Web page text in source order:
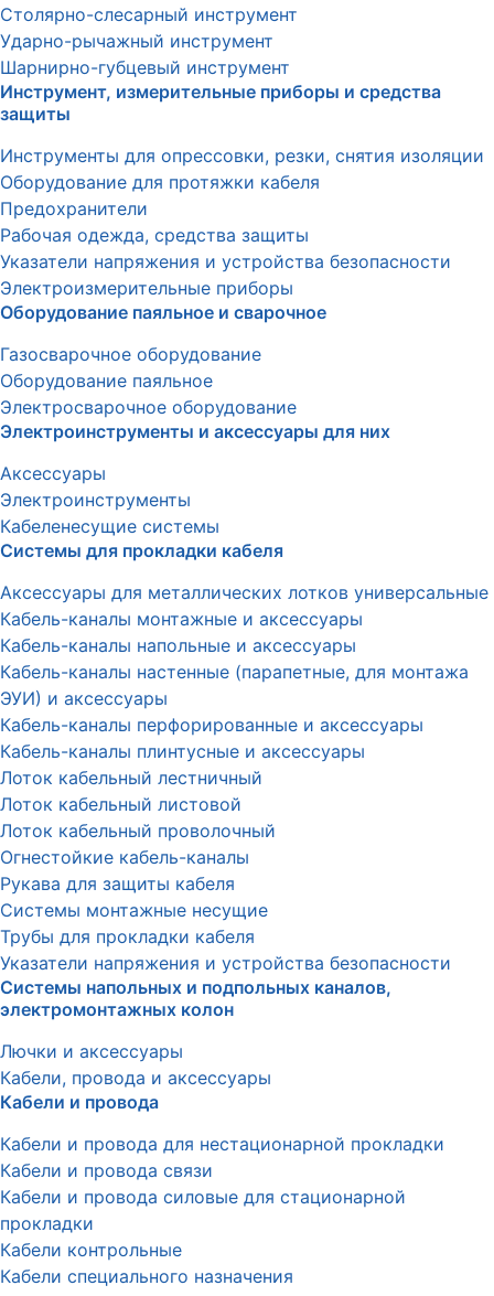
Столярно-слесарный инструмент
Ударно-рычажный инструмент
Шарнирно-губцевый инструмент
Инструмент, измерительные приборы и средства
защиты
Инструменты для опрессовки, резки, снятия изоляции
Оборудование для протяжки кабеля
Предохранители
Рабочая одежда, средства защиты
Указатели напряжения и устройства безопасности
Электроизмерительные приборы
Оборудование паяльное и сварочное
Газосварочное оборудование
Оборудование паяльное
Электросварочное оборудование
Электроинструменты и аксессуары для них
Аксессуары
Электроинструменты
Кабеленесущие системы
Системы для прокладки кабеля
Аксессуары для металлических лотков универсальные
Кабель-каналы монтажные и аксессуары
Кабель-каналы напольные и аксессуары
Кабель-каналы настенные (парапетные, для монтажа
ЭУИ) и аксессуары
Кабель-каналы перфорированные и аксессуары
Кабель-каналы плинтусные и аксессуары
Лоток кабельный лестничный
Лоток кабельный листовой
Лоток кабельный проволочный
Огнестойкие кабель-каналы
Рукава для защиты кабеля
Системы монтажные несущие
Трубы для прокладки кабеля
Указатели напряжения и устройства безопасности
Системы напольных и подпольных каналов,
электромонтажных колон
Лючки и аксессуары
Кабели, провода и аксессуары
Кабели и провода
Кабели и провода для нестационарной прокладки
Кабели и провода связи
Кабели и провода силовые для стационарной
прокладки
Кабели контрольные
Кабели специального назначения